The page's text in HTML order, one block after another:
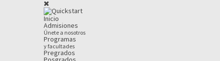
Inicio
Admisiones
Únete a nosotros
Programas
y facultades
Pregrados